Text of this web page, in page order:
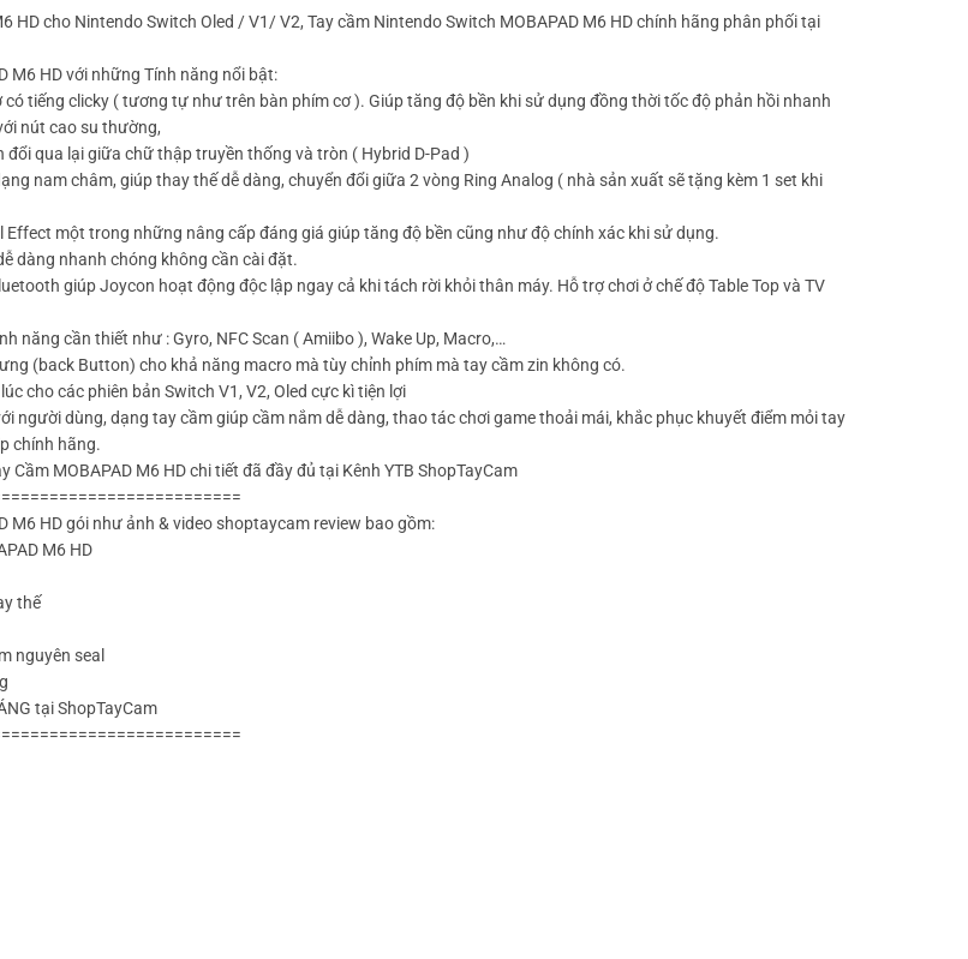
HD cho Nintendo Switch Oled / V1/ V2, Tay cầm Nintendo Switch MOBAPAD M6 HD chính hãng phân phối tại
M6 HD với những Tính năng nổi bật:
có tiếng clicky ( tương tự như trên bàn phím cơ ). Giúp tăng độ bền khi sử dụng đồng thời tốc độ phản hồi nhanh
nút cao su thường,
đổi qua lại giữa chữ thập truyền thống và tròn ( Hybrid D-Pad )
nam châm, giúp thay thế dễ dàng, chuyển đổi giữa 2 vòng Ring Analog ( nhà sản xuất sẽ tặng kèm 1 set khi
Effect một trong những nâng cấp đáng giá giúp tăng độ bền cũng như độ chính xác khi sử dụng.
dàng nhanh chóng không cần cài đặt.
giúp Joycon hoạt động độc lập ngay cả khi tách rời khỏi thân máy. Hỗ trợ chơi ở chế độ Table Top và TV
năng cần thiết như : Gyro, NFC Scan ( Amiibo ), Wake Up, Macro,…
(back Button) cho khả năng macro mà tùy chỉnh phím mà tay cầm zin không có.
cho các phiên bản Switch V1, V2, Oled cực kì tiện lợi
người dùng, dạng tay cầm giúp cầm nắm dễ dàng, thao tác chơi game thoải mái, khắc phục khuyết điểm mỏi tay
chính hãng.
Cầm MOBAPAD M6 HD chi tiết đã đầy đủ tại Kênh YTB ShopTayCam
M6 HD gói như ảnh & video shoptaycam review bao gồm:
M6 HD
thế
nguyên seal
tại ShopTayCam